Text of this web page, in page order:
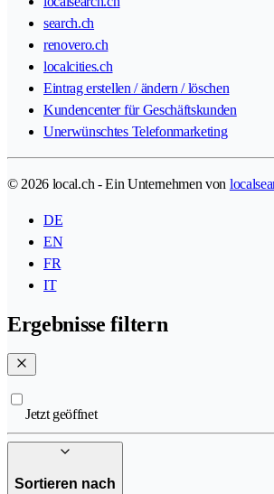
search.ch
renovero.ch
localcities.ch
Eintrag erstellen / ändern / löschen
Kundencenter für Geschäftskunden
Unerwünschtes Telefonmarketing
© 2026 local.ch - Ein Unternehmen von
DE
EN
FR
IT
Ergebnisse filtern
Jetzt geöffnet
Sortieren nach